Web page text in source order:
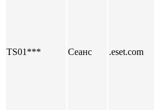
TS01*** Сеанс .eset.com